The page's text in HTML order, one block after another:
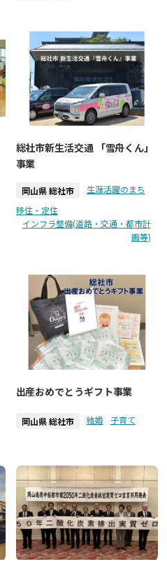
総社市新生活交通 「雪舟くん」
事業
岡山県 総社市
生涯活躍のまち
移住・定住
インフラ整備(道路・交通・都市計
画等)
出産おめでとうギフト事業
岡山県 総社市 結婚 子育て